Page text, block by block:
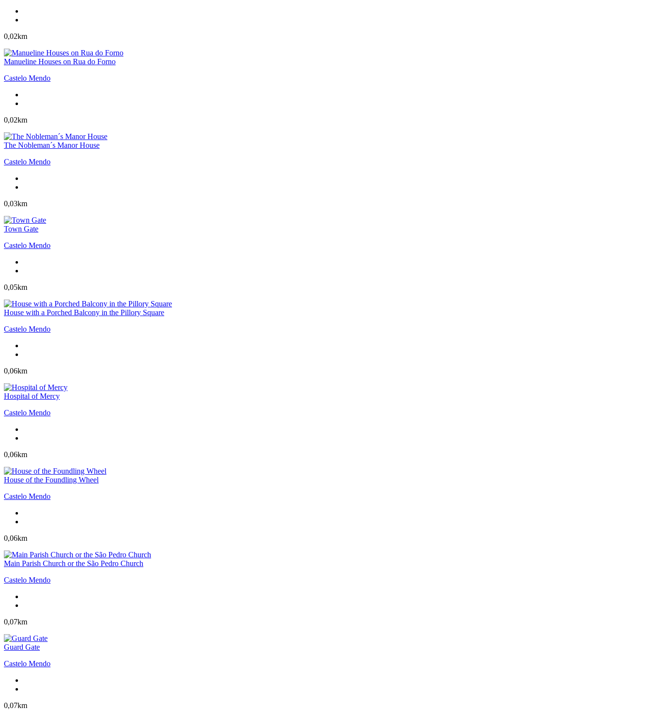
0,02km
Manueline Houses on Rua do Forno
Castelo Mendo
0,02km
The Nobleman´s Manor House
Castelo Mendo
0,03km
Town Gate
Castelo Mendo
0,05km
House with a Porched Balcony in the Pillory Square
Castelo Mendo
0,06km
Hospital of Mercy
Castelo Mendo
0,06km
House of the Foundling Wheel
Castelo Mendo
0,06km
Main Parish Church or the São Pedro Church
Castelo Mendo
0,07km
Guard Gate
Castelo Mendo
0,07km